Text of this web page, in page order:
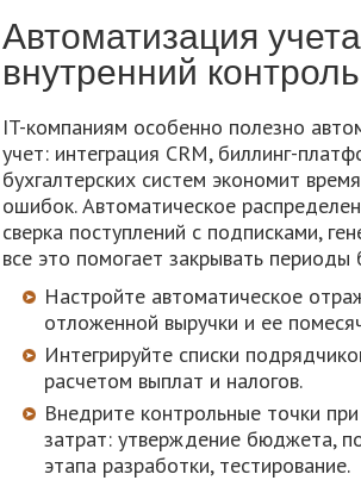
Автоматизация
внутренний контроль
IT-компаниям особенно полезно
учет: интеграция CRM, биллинг-
бухгалтерских систем экономит
ошибок. Автоматическое
сверка поступлений с подписками,
все это помогает закрывать периоды
Настройте автоматическое
отложенной выручки и ее
Интегрируйте списки
расчетом выплат и налогов.
Внедрите контрольные точки
затрат: утверждение бюджета,
этапа разработки, тестирование.